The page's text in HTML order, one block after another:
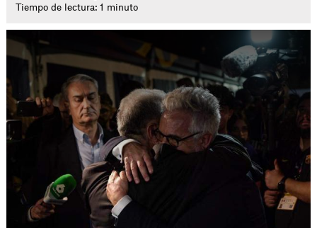
Tiempo de lectura: 1 minuto